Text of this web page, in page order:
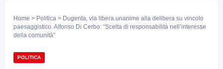
Home > Politica > Dugenta, via libera unanime alla delibera su vincolo
paesaggistico. Alfonso Di Cerbo: “Scelta di responsabilità nell’interesse
della comunità”
POLITICA